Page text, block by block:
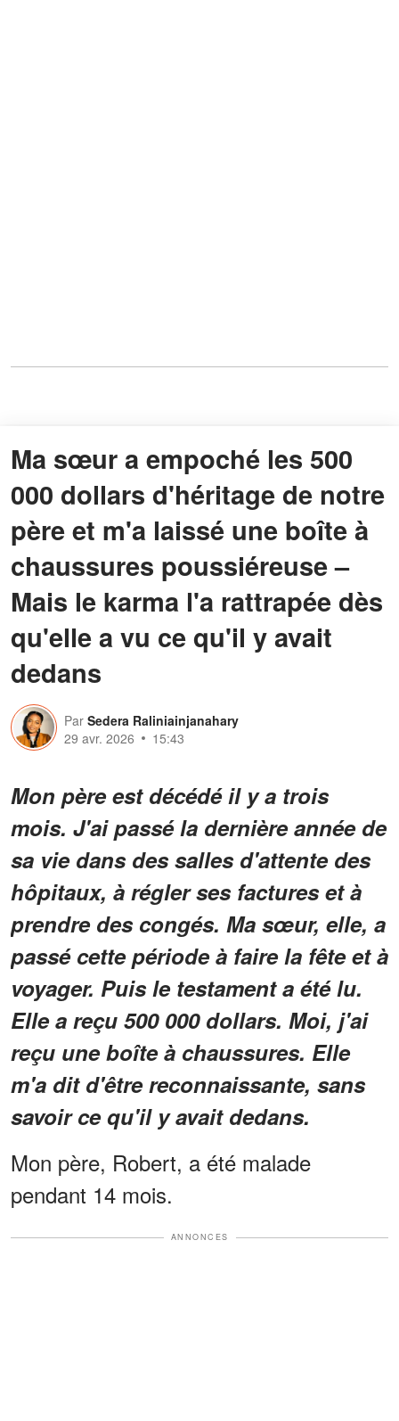
Ma sœur a empoché les 500
000 dollars d'héritage de notre
père et m'a laissé une boîte à
chaussures poussiéreuse –
Mais le karma l'a rattrapée dès
qu'elle a vu ce qu'il y avait
dedans
Par Sedera Raliniainjanahary
29 avr. 2026
15:43
Mon père est décédé il y a trois
mois. J'ai passé la dernière année de
sa vie dans des salles d'attente des
hôpitaux, à régler ses factures et à
prendre des congés. Ma sœur, elle, a
passé cette période à faire la fête et à
voyager. Puis le testament a été lu.
Elle a reçu 500 000 dollars. Moi, j'ai
reçu une boîte à chaussures. Elle
m'a dit d'être reconnaissante, sans
savoir ce qu'il y avait dedans.
Mon père, Robert, a été malade
pendant 14 mois.
ANNONCES